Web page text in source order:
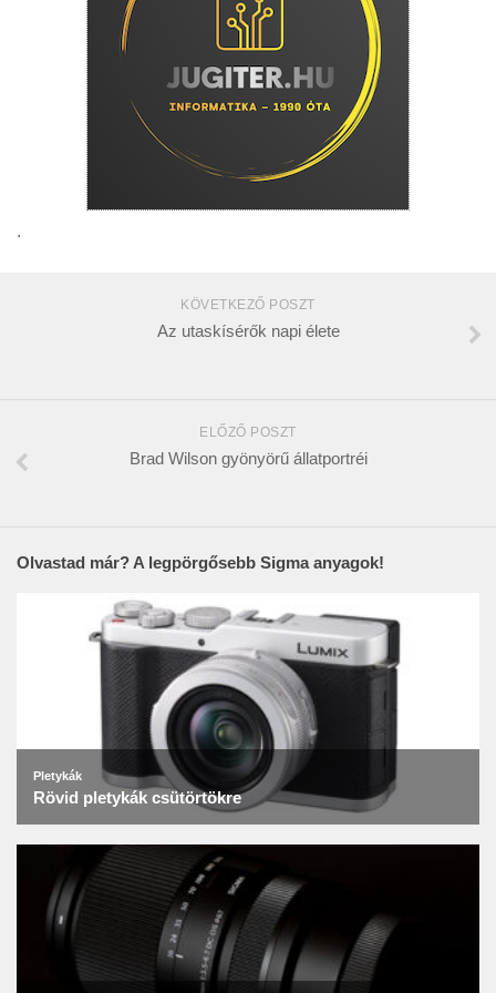
.
KÖVETKEZŐ POSZT
Az utaskísérők napi élete
ELŐZŐ POSZT
Brad Wilson gyönyörű állatportréi
Olvastad már? A legpörgősebb Sigma anyagok!